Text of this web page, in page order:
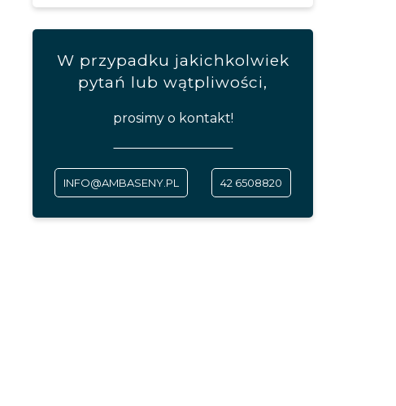
W przypadku jakichkolwiek
pytań lub wątpliwości,
prosimy o kontakt!
INFO@AMBASENY.PL 42 6508820